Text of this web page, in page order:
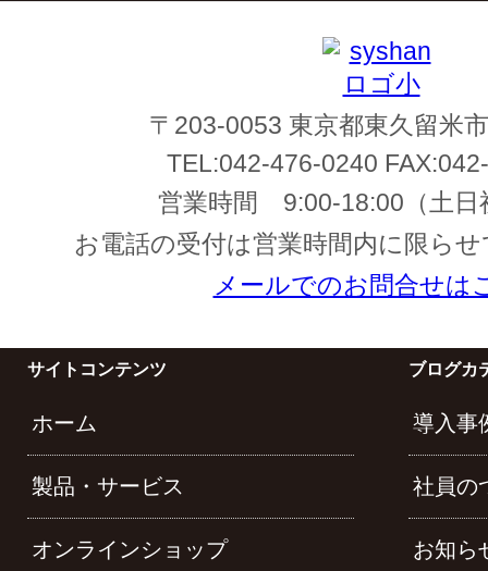
〒203-0053 東京都東久留米
TEL:042-476-0240 FAX:
営業時間
9:00-18:00 （土
お電話の受付は営業時間内に限ら
メールでのお問合せは
サイトコンテンツ
ホーム
製品・サービス
オンラインショップ
ブログカ
導入事
社員の
お知ら